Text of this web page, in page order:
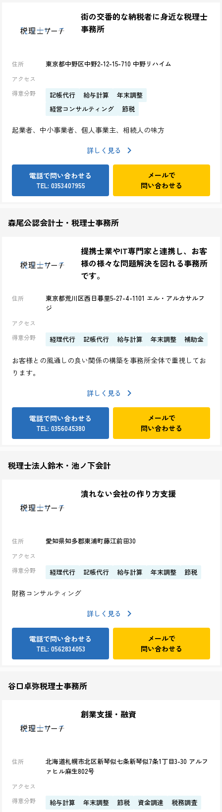
街の交番的な納税者に身近な税理士
事務所
住所 東京都中野区中野2-12-15-710 中野リハイム
アクセス
得意分野
記帳代行 給与計算
年末調整
経営コンサルティング
節税
起業者、中小事業者、個人事業主、相続人の味方
詳しく見る
電話で問い合わせる
TEL: 0353407955
メールで
問い合わせる
森尾公認会計士・税理士事務所
提携士業やIT専門家と連携し、お客
様の様々な問題解決を図れる事務所
です。
住所
東京都荒川区西日暮里5-27-4-1101 エル・アルカサルフ
ジ
アクセス
得意分野
経理代行 記帳代行 給与計算 年末調整 補助金
お客様との風通しの良い関係の構築を事務所全体で重視してお
ります。
詳しく見る
電話で問い合わせる
TEL: 0356045380
メールで
問い合わせる
税理士法人鈴木・池ノ下会計
潰れない会社の作り方支援
住所 愛知県知多郡東浦町藤江前田30
アクセス
得意分野
経理代行 記帳代行 給与計算 年末調整 節税
財務コンサルティング
詳しく見る
電話で問い合わせる
TEL: 0562834053
メールで
問い合わせる
谷口卓弥税理士事務所
創業支援・融資
住所
北海道札幌市北区新琴似七条新琴似7条1丁目3-30 アルフ
ァヒル麻生802号
アクセス
得意分野
給与計算 年末調整 節税 資金調達 税務調査